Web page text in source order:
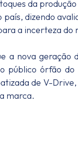
da
país, dizendo
a incerteza do
a nova geração
público órfão
de V-
marca.